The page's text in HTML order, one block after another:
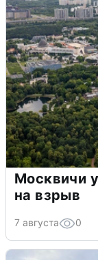
Москвичи
на взрыв
7 августа 0